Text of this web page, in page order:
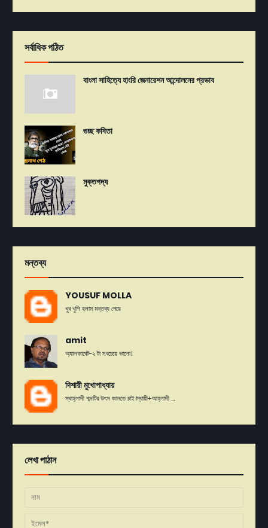
সর্বাধিক পঠিত
বাংলা সাহিত্যে হাংরি জেনারেশন আন্দোলনের প্রভাব
গুচ্ছ কবিতা
মুক্তগদ্য
মন্তব্য
YOUSUF MOLLA
খুব খুশি হলাম মন্তব্য পেয়ে
amit
অ্যালফাবেট-২ টা সবচেয়ে ভালো।
দিশারী মুখোপাধ্যায়
স্থাহ্লাদী শব্দটির উৎস জানতে চাই।স্থায়ী+আহ্লাদী ...
লেখা পাঠান